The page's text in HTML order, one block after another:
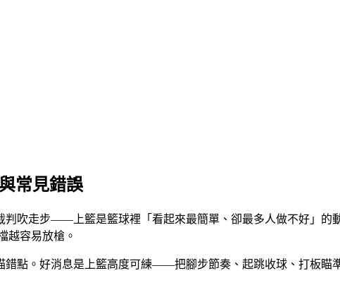
常見錯誤
吹走步——上籃是籃球裡「看起來最簡單、卻最多人做不好」的
越容易放槍。
點。好消息是上籃高度可練——把腳步節奏、起跳收球、打板瞄